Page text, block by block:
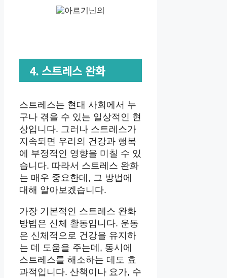
4. 스트레스 완화
스트레스는 현대 사회에서 누
구나 겪을 수 있는 일상적인 현
상입니다. 그러나 스트레스가
지속되면 우리의 건강과 행복
에 부정적인 영향을 미칠 수 있
습니다. 따라서 스트레스 완화
는 매우 중요한데, 그 방법에
대해 알아보겠습니다.
가장 기본적인 스트레스 완화
방법은 신체 활동입니다. 운동
은 신체적으로 건강을 유지하
는 데 도움을 주는데, 동시에
스트레스를 해소하는 데도 효
과적입니다. 산책이나 요가, 수